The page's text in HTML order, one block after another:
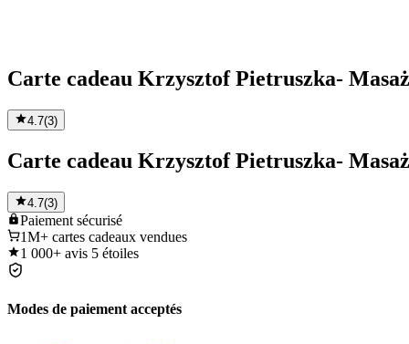
Carte cadeau Krzysztof Pietruszka-
4.7(3)
Carte cadeau Krzysztof Pietruszka-
4.7(3)
Paiement sécurisé
1M+ cartes cadeaux vendues
1 000+ avis 5 étoiles
Modes de paiement acceptés